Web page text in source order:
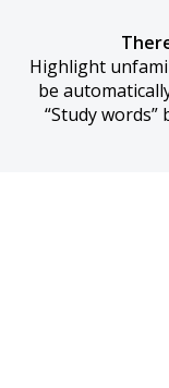
Highlight
be
“Study